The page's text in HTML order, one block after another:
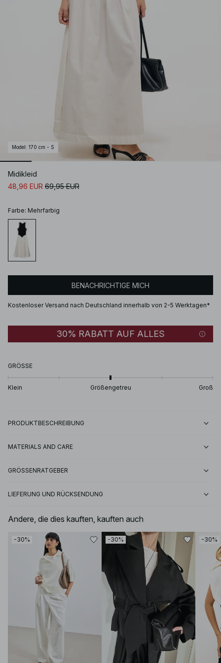
Model : 170 cm - S
Midikleid
48,96 EUR 69,95 EUR
Farbe: Mehrfarbig
BENACHRICHTIGE MICH
Kostenloser Versand nach Deutschland innerhalb von 2-5 Werktagen*
30% RABATT AUF ALLES
GRÖSSE
Klein Größengetreu Groß
PRODUKTBESCHREIBUNG
MATERIALS AND CARE
GRÖSSENRATGEBER
LIEFERUNG UND RÜCKSENDUNG
Andere, die dies kauften, kauften auch
-30% -30% -30%